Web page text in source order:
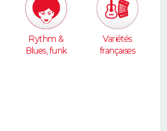
Rythm &
Blues, funk
Variétés
françaises